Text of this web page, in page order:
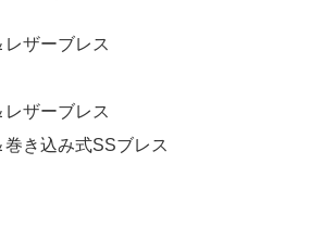
ザーブレス
ザーブレス
き込み式SSブレス